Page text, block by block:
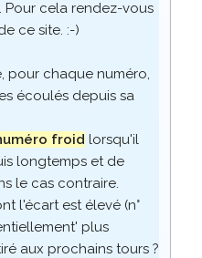
Pour cela rendez-vous
ce site. :-)
pour chaque numéro,
écoulés depuis sa
froid lorsqu'il
longtemps et de
le cas contraire.
l'écart est élevé (n°
plus
aux prochains tours ?